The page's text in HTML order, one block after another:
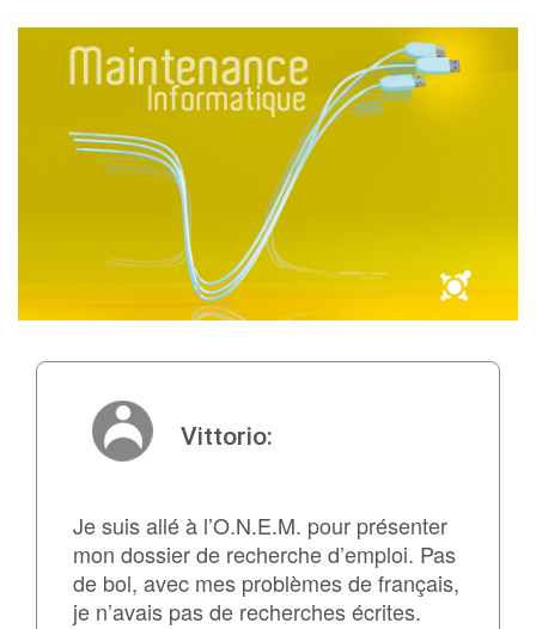
Vittorio:
Je suis allé à l’O.N.E.M. pour présenter
mon dossier de recherche d’emploi. Pas
de bol, avec mes problèmes de français,
je n’avais pas de recherches écrites.